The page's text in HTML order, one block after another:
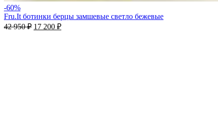
-60%
Fru.It ботинки берцы замшевые светло бежевые
42 950₽ 17 200 ₽